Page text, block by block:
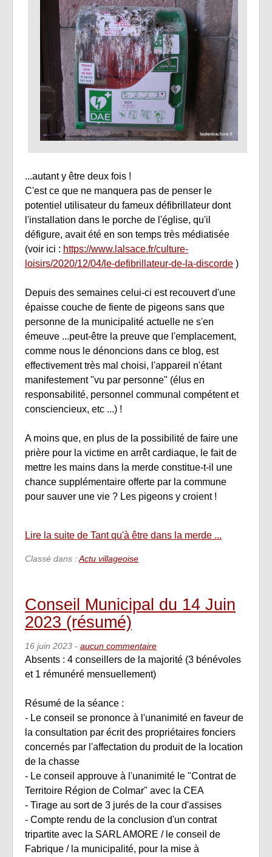
...autant y être deux fois !
C'est ce que ne manquera pas de penser le
potentiel utilisateur du fameux défibrillateur dont
l'installation dans le porche de l'église, qu'il
défigure, avait été en son temps très médiatisée
(voir ici : https://www.lalsace.fr/culture-
loisirs/2020/12/04/le-defibrillateur-de-la-discorde )
Depuis des semaines celui-ci est recouvert d'une
épaisse couche de fiente de pigeons sans que
personne de la municipalité actuelle ne s'en
émeuve ...peut-être la preuve que l'emplacement,
comme nous le dénoncions dans ce blog, est
effectivement très mal choisi, l'appareil n'étant
manifestement "vu par personne" (élus en
responsabilité, personnel communal compétent et
consciencieux, etc ...) !
A moins que, en plus de la possibilité de faire une
prière pour la victime en arrêt cardiaque, le fait de
mettre les mains dans la merde constitue-t-il une
chance supplémentaire offerte par la commune
pour sauver une vie ? Les pigeons y croient !
Lire la suite de Tant qu'à être dans la merde ...
Classé dans :Actu villageoise
Conseil Municipal du 14 Juin
2023 (résumé)
16 juin 2023 - aucun commentaire
Absents : 4 conseillers de la majorité (3 bénévoles
et 1 rémunéré mensuellement)
Résumé de la séance :
- Le conseil se prononce à l'unanimité en faveur de
la consultation par écrit des propriétaires fonciers
concernés par l'affectation du produit de la location
de la chasse
- Le conseil approuve à l'unanimité le "Contrat de
Territoire Région de Colmar" avec la CEA
- Tirage au sort de 3 jurés de la cour d'assises
- Compte rendu de la conclusion d'un contrat
tripartite avec la SARL AMORE / le conseil de
Fabrique / la municipalité, pour la mise à